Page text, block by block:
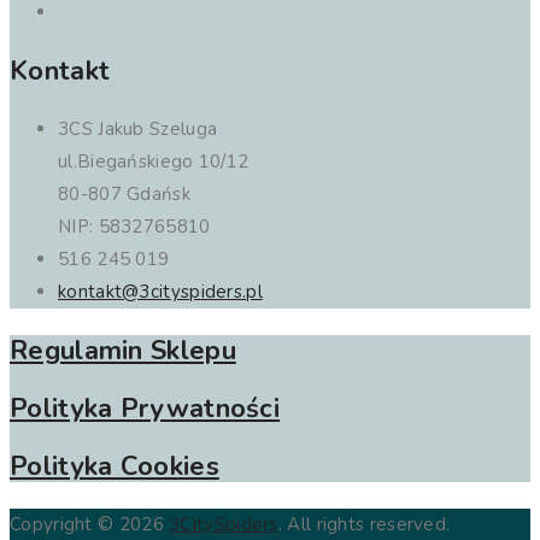
Kontakt
3CS Jakub Szeluga
ul.Biegańskiego 10/12
80-807 Gdańsk
NIP: 5832765810
516 245 019
kontakt@3cityspiders.pl
Regulamin Sklepu
Polityka Prywatności
Polityka Cookies
Copyright © 2026 3CitySpiders. All rights reserved.